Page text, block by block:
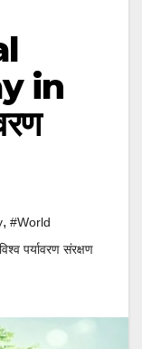
in
, #World
पर्यावरण संरक्षण